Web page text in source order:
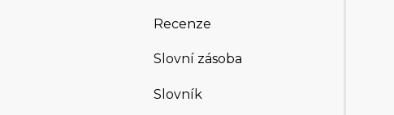
Recenze
Slovní zásoba
Slovník